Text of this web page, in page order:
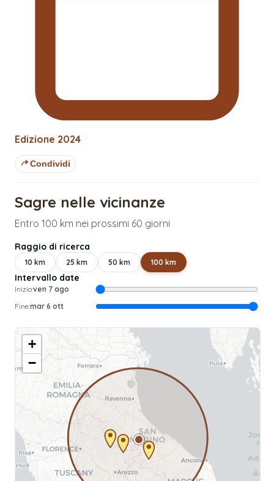
Edizione 2024
Condividi
Sagre nelle vicinanze
Entro 100 km nei prossimi 60 giorni
Raggio di ricerca
10 km 25 km 50 km 100 km
Intervallo date
Inizio:ven 7 ago
Fine:mar 6 ott
+
−